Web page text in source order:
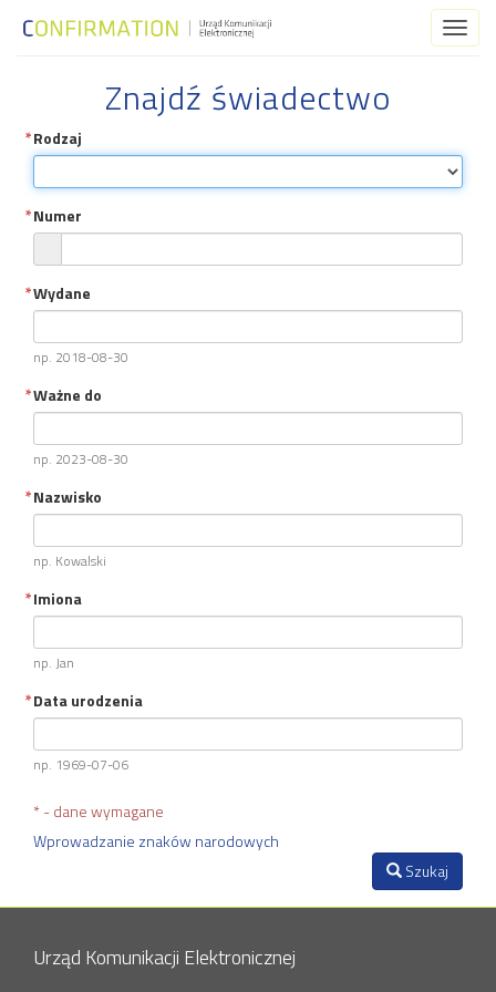
Toggle
Znajdź świadectwo
Rodzaj
Numer
Wydane
np. 2018-08-30
Ważne do
np. 2023-08-30
Nazwisko
np. Kowalski
Imiona
np. Jan
Data urodzenia
np. 1969-07-06
* - dane wymagane
Wprowadzanie znaków narodowych
Szukaj
Urząd Komunikacji Elektronicznej